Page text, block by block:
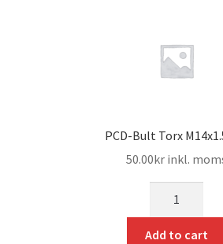
PCD-Bult Torx
50.00kr inkl.
Add to cart